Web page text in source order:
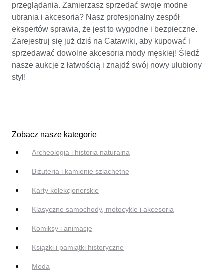
przeglądania. Zamierzasz sprzedać swoje modne
ubrania i akcesoria? Nasz profesjonalny zespół
ekspertów sprawia, że jest to wygodne i bezpieczne.
Zarejestruj się już dziś na Catawiki, aby kupować i
sprzedawać dowolne akcesoria mody męskiej! Śledź
nasze aukcje z łatwością i znajdź swój nowy ulubiony
styl!
Zobacz nasze kategorie
Archeologia i historia naturalna
Biżuteria i kamienie szlachetne
Karty kolekcjonerskie
Klasyczne samochody, motocykle i akcesoria
Komiksy i animacje
Książki i pamiątki historyczne
Moda